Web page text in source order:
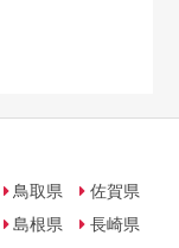
鳥取県
島根県
佐賀県
長崎県